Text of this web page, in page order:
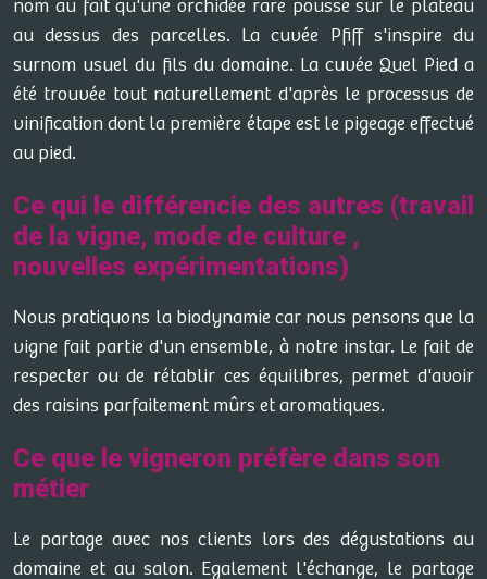
nom au faît qu'une orchidée rare pousse sur le plateau
au dessus des parcelles. La cuvée Pfiff s'inspire du
surnom usuel du fils du domaine. La cuvée Quel Pied a
été trouvée tout naturellement d'après le processus de
vinification dont la première étape est le pigeage effectué
au pied.
Ce qui le différencie des autres (travail
de la vigne, mode de culture ,
nouvelles expérimentations)
Nous pratiquons la biodynamie car nous pensons que la
vigne fait partie d'un ensemble, à notre instar. Le fait de
respecter ou de rétablir ces équilibres, permet d'avoir
des raisins parfaitement mûrs et aromatiques.
Ce que le vigneron préfère dans son
métier
Le partage avec nos clients lors des dégustations au
domaine et au salon. Egalement l'échange, le partage